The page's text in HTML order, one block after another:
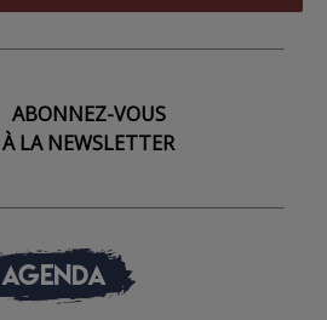
ABONNEZ-VOUS
À LA NEWSLETTER
AGENDA